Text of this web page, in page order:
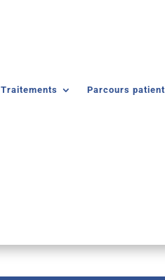
Traitements Parcours patient